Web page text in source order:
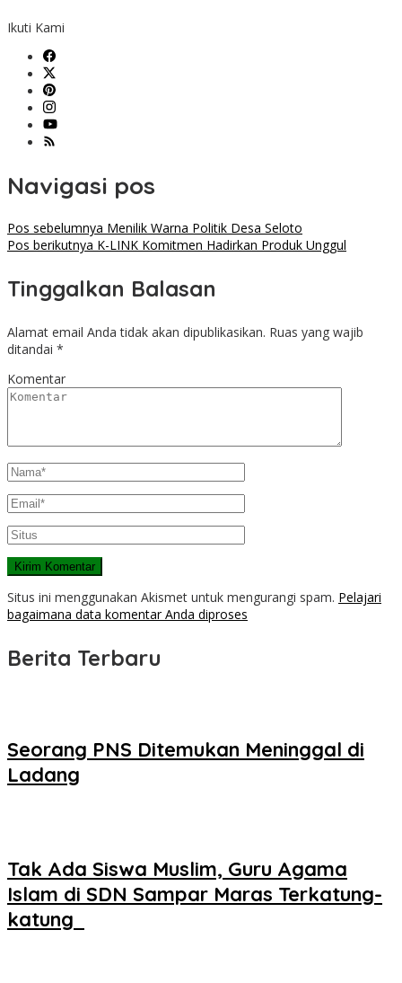
Ikuti Kami
Navigasi pos
Pos sebelumnya Menilik Warna Politik Desa Seloto
Pos berikutnya K-LINK Komitmen Hadirkan Produk Unggul
Tinggalkan Balasan
Alamat email Anda tidak akan dipublikasikan. Ruas yang wajib
ditandai *
Komentar
Situs ini menggunakan Akismet untuk mengurangi spam. Pelajari
bagaimana data komentar Anda diproses
Berita Terbaru
Seorang PNS Ditemukan Meninggal di
Ladang
Tak Ada Siswa Muslim, Guru Agama
Islam di SDN Sampar Maras Terkatung-
katung ‎